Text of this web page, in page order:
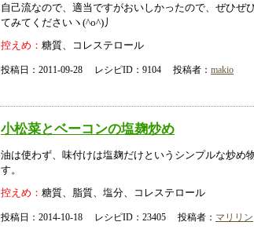
自己流なので、適当ですがおいしかったので、ぜひぜ
てみてくださいヽ(^o^)丿
控えめ： 糖質、コレステロール
投稿日：2011-09-28 レシピID：9104 投稿者： makio
小松菜とベーコンの塩麹炒め
油は使わず、味付けは塩麹だけというシンプルな炒め
す。
控えめ： 糖質、脂質、塩分、コレステロール
投稿日：2014-10-18 レシピID：23405 投稿者： マリリン